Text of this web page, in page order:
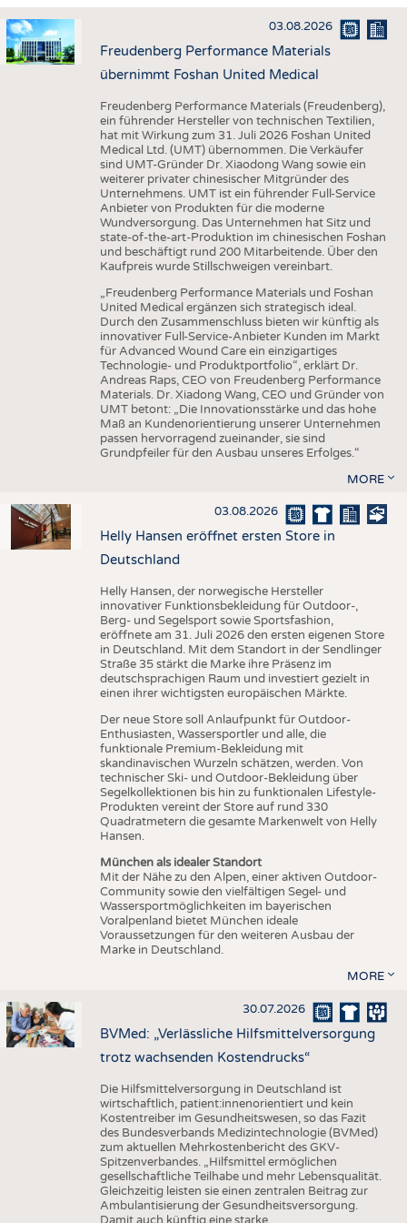
HAUS- UND HEIMTEXTILIEN
BEKLEIDUNG
TESTS
AUSSCHREIBUNGEN
DTV AUSSCHREIBUNGSDIENST
STATISTICS
DAUNENCHECK
ADRESSEN & LINKS
PUBLIKATIONEN
TERMINE
BRANCHENTERMINE
03.08.2026
Freudenberg Performance Materials
übernimmt Foshan United Medical
Freudenberg Performance Materials (Freudenberg),
ein führender Hersteller von technischen Textilien,
hat mit Wirkung zum 31. Juli 2026 Foshan United
Medical Ltd. (UMT) übernommen. Die Verkäufer
sind UMT-Gründer Dr. Xiaodong Wang sowie ein
weiterer privater chinesischer Mitgründer des
Unternehmens. UMT ist ein führender Full-Service
Anbieter von Produkten für die moderne
Wundversorgung. Das Unternehmen hat Sitz und
state-of-the-art-Produktion im chinesischen Foshan
und beschäftigt rund 200 Mitarbeitende. Über den
Kaufpreis wurde Stillschweigen vereinbart.
„Freudenberg Performance Materials und Foshan
United Medical ergänzen sich strategisch ideal.
Durch den Zusammenschluss bieten wir künftig als
innovativer Full-Service-Anbieter Kunden im Markt
für Advanced Wound Care ein einzigartiges
Technologie- und Produktportfolio“, erklärt Dr.
Andreas Raps, CEO von Freudenberg Performance
Materials. Dr. Xiadong Wang, CEO und Gründer von
UMT betont: „Die Innovationsstärke und das hohe
Maß an Kundenorientierung unserer Unternehmen
passen hervorragend zueinander, sie sind
Grundpfeiler für den Ausbau unseres Erfolges.“
MORE
03.08.2026
Helly Hansen eröffnet ersten Store in
Deutschland
Helly Hansen, der norwegische Hersteller
innovativer Funktionsbekleidung für Outdoor-,
Berg- und Segelsport sowie Sportsfashion,
eröffnete am 31. Juli 2026 den ersten eigenen Store
in Deutschland. Mit dem Standort in der Sendlinger
Straße 35 stärkt die Marke ihre Präsenz im
deutschsprachigen Raum und investiert gezielt in
einen ihrer wichtigsten europäischen Märkte.
Der neue Store soll Anlaufpunkt für Outdoor-
Enthusiasten, Wassersportler und alle, die
funktionale Premium-Bekleidung mit
skandinavischen Wurzeln schätzen, werden. Von
technischer Ski- und Outdoor-Bekleidung über
Segelkollektionen bis hin zu funktionalen Lifestyle-
Produkten vereint der Store auf rund 330
Quadratmetern die gesamte Markenwelt von Helly
Hansen.
München als idealer Standort
Mit der Nähe zu den Alpen, einer aktiven Outdoor-
Community sowie den vielfältigen Segel- und
Wassersportmöglichkeiten im bayerischen
Voralpenland bietet München ideale
Voraussetzungen für den weiteren Ausbau der
Marke in Deutschland.
MORE
30.07.2026
BVMed: „Verlässliche Hilfsmittelversorgung
trotz wachsenden Kostendrucks“
Die Hilfsmittelversorgung in Deutschland ist
wirtschaftlich, patient:innenorientiert und kein
Kostentreiber im Gesundheitswesen, so das Fazit
des Bundesverbands Medizintechnologie (BVMed)
zum aktuellen Mehrkostenbericht des GKV-
Spitzenverbandes. „Hilfsmittel ermöglichen
gesellschaftliche Teilhabe und mehr Lebensqualität.
Gleichzeitig leisten sie einen zentralen Beitrag zur
Ambulantisierung der Gesundheitsversorgung.
Damit auch künftig eine starke